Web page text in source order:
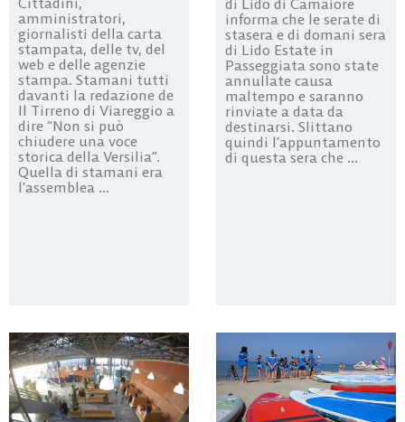
amministratori,
giornalisti della carta
stampata, delle tv, del
web e delle agenzie
stampa. Stamani tutti
davanti la redazione de
Il Tirreno di Viareggio a
dire “Non si può
chiudere una voce
storica della Versilia”.
Quella di stamani era
l’assemblea ...
informa che le serate di
stasera e di domani sera
di Lido Estate in
Passeggiata sono state
annullate causa
maltempo e saranno
rinviate a data da
destinarsi. Slittano
quindi l’appuntamento
di questa sera che ...